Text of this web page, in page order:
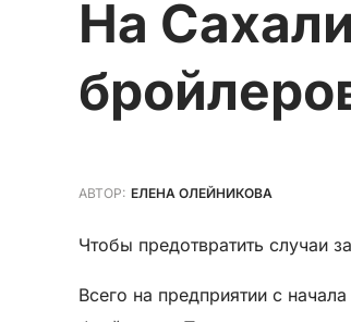
на Сахалине заселили еще 30 тысяч цыплят
АВТОР: ЕЛЕНА ОЛЕЙНИКОВА
Чтобы предотвратить случаи
Всего на предприятии с